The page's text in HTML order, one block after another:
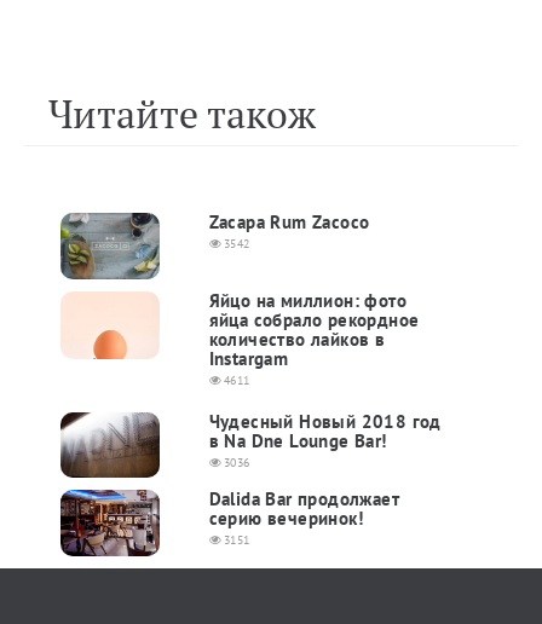
Читайте також
Zacapa Rum Zacoco
3542
Яйцо на миллион: фото
яйца собрало рекордное
количество лайков в
Instargam
4611
Чудесный Новый 2018 год
в Na Dne Lounge Bar!
3036
Dalida Bar продолжает
серию вечеринок!
3151